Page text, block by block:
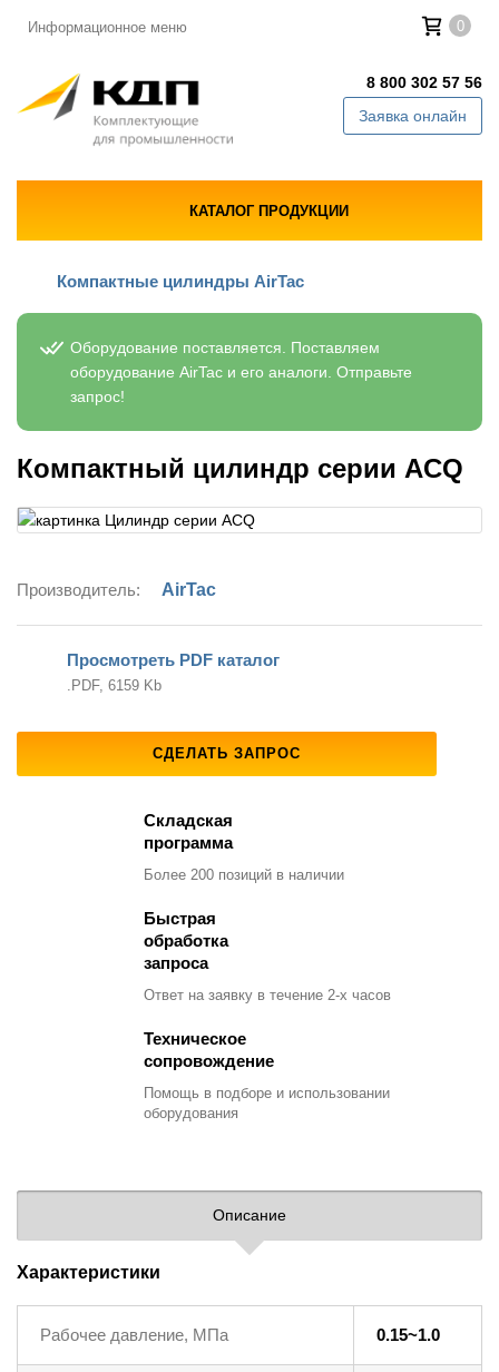
Информационное меню 0
8 800 302 57 56
Заявка онлайн
КАТАЛОГ ПРОДУКЦИИ
Компактные цилиндры AirTac
Оборудование поставляется. Поставляем
оборудование AirTac и его аналоги. Отправьте
запрос!
Компактный цилиндр серии ACQ
Производитель: AirTac
Просмотреть PDF каталог
.PDF, 6159 Kb
СДЕЛАТЬ ЗАПРОС
Складская
программа
Более 200 позиций в наличии
Быстрая
обработка
запроса
Ответ на заявку в течение 2-х часов
Техническое
сопровождение
Помощь в подборе и использовании
оборудования
Описание
Характеристики
Рабочее давление, МПа 0.15~1.0